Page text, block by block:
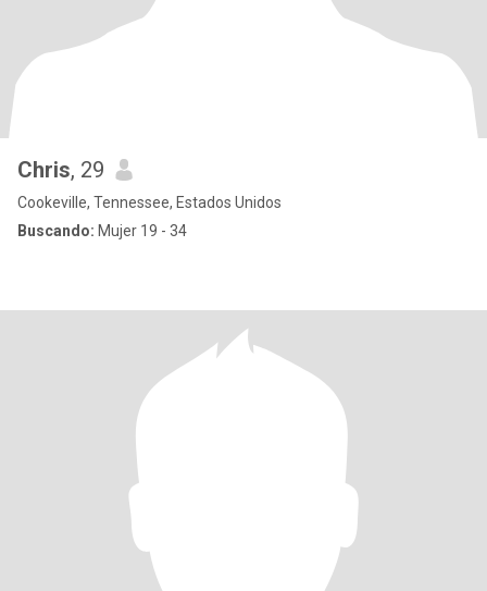
Chris, 29
Cookeville, Tennessee, Estados Unidos
Buscando: Mujer 19 - 34